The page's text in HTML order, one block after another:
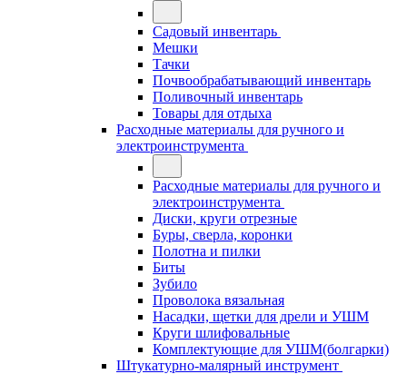
Садовый инвентарь
Мешки
Тачки
Почвообрабатывающий инвентарь
Поливочный инвентарь
Товары для отдыха
Расходные материалы для ручного и
электроинструмента
Расходные материалы для ручного и
электроинструмента
Диски, круги отрезные
Буры, сверла, коронки
Полотна и пилки
Биты
Зубило
Проволока вязальная
Насадки, щетки для дрели и УШМ
Круги шлифовальные
Комплектующие для УШМ(болгарки)
Штукатурно-малярный инструмент